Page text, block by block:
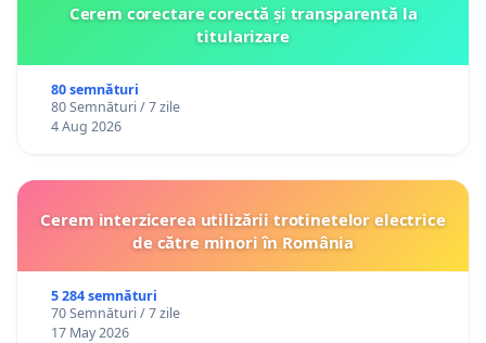
Cerem corectare corectă și transparentă la
titularizare
80 semnături
80 Semnături / 7 zile
4 Aug 2026
Cerem interzicerea utilizării trotinetelor electrice
de către minori în România
5 284 semnături
70 Semnături / 7 zile
17 May 2026